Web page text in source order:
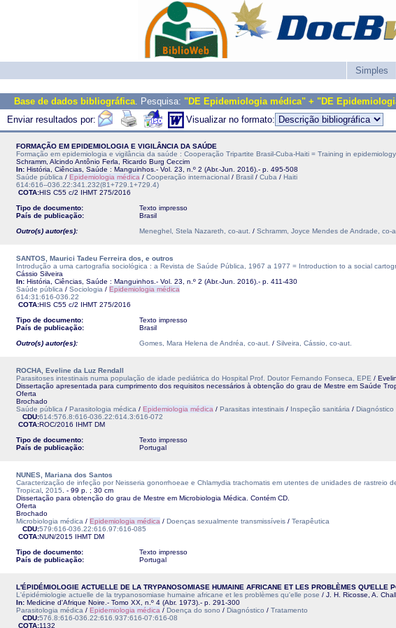
Simples
Base de dados bibliográfica. Pesquisa: "DE Epidemiologia médica" + "DE
Enviar resultados por:
Visualizar no formato:
FORMAÇÃO EM EPIDEMIOLOGIA E VIGILÂNCIA DA SAÚDE
Formação em epidemiologia e vigilância da saúde : Cooperação Tripartite Brasil-Cuba-Haiti = Training in
Schramm, Alcindo Antônio Ferla, Ricardo Burg Ceccim
In: História, Ciências, Saúde : Manguinhos.- Vol. 23, n.º 2 (Abr.-Jun. 2016).- p. 495-508
Saúde pública / Epidemiologia médica / Cooperação internacional / Brasil / Cuba / Haiti
614:616--036.22:341.232(81+729.1+729.4)
COTA:HIS C55 c/2 IHMT 275/2016
Tipo de documento:
Texto impresso
País de publicação:
Brasil
Outro(s) autor(es):
Meneghel, Stela Nazareth, co-aut. / Schramm, Joyce Mendes de Andrade, co-
SANTOS, Maurici Tadeu Ferreira dos, e outros
Introdução a uma cartografia sociológica : a Revista de Saúde Pública, 1967 a 1977 = Introduction to a social
Cássio Silveira
In: História, Ciências, Saúde : Manguinhos.- Vol. 23, n.º 2 (Abr.-Jun. 2016).- p. 411-430
Saúde pública / Sociologia / Epidemiologia médica
614:31:616-036.22
COTA:HIS C55 c/2 IHMT 275/2016
Tipo de documento:
Texto impresso
País de publicação:
Brasil
Outro(s) autor(es):
Gomes, Mara Helena de Andréa, co-aut. / Silveira, Cássio, co-aut.
ROCHA, Eveline da Luz Rendall
Parasitoses intestinais numa população de idade pediátrica do Hospital Prof. Doutor Fernando Fonseca, EPE /
Dissertação apresentada para cumprimento dos requisitos necessários à obtenção do grau de Mestre em Saúde
Oferta
Brochado
Saúde pública / Parasitologia médica / Epidemiologia médica / Parasitas intestinais / Inspeção sanitária / Diagnóstico
CDU:614:576.8:616-036.22:614.3:616-072
COTA:ROC/2016 IHMT DM
Tipo de documento:
Texto impresso
País de publicação:
Portugal
NUNES, Mariana dos Santos
Caracterização de infeção por Neisseria gonorrhoeae e Chlamydia trachomatis em utentes de unidades de rastreio
Tropical 2015 . - 99 p. ; 30 cm
Dissertação para obtenção do grau de Mestre em Microbiologia Médica. Contém CD.
Oferta
Brochado
Microbiologia médica / Epidemiologia médica / Doenças sexualmente transmissíveis / Terapêutica
CDU:579:616-036.22:616.97:616-085
COTA:NUN/2015 IHMT DM
Tipo de documento:
Texto impresso
País de publicação:
Portugal
L'ÉPIDÉMIOLOGIE ACTUELLE DE LA TRYPANOSOMIASE HUMAINE AFRICANE ET LES PROBLÈMES QU'ELLE
L'épidémiologie actuelle de la trypanosomiase humaine africane et les problèmes qu'elle pose / J. H. Ricosse, A.
In: Medicine d'Afrique Noire.- Tomo XX, n.º 4 (Abr. 1973).- p. 291-300
Parasitologia médica / Epidemiologia médica / Doença do sono / Diagnóstico / Tratamento
CDU:576.8:616-036.22:616.937:616-07:616-08
COTA:1132